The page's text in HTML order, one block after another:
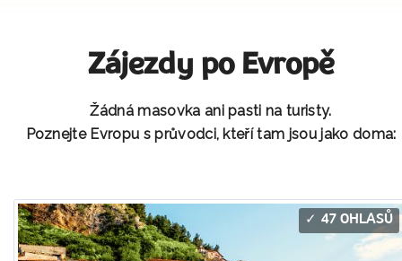
Zájezdy po Evropě
Žádná masovka ani pasti na turisty.
Poznejte Evropu s průvodci, kteří tam jsou jako doma:
47 OHLASŮ